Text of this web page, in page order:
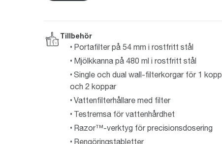
Tillbehör
Portafilter på 54 mm i rostfritt stål
Mjölkkanna på 480 ml i rostfritt stål
Single och dual wall-filterkorgar för 1 kopp
och 2 koppar
Vattenfilterhållare med filter
Testremsa för vattenhårdhet
Razor™-verktyg för precisionsdosering
Rengöringstabletter